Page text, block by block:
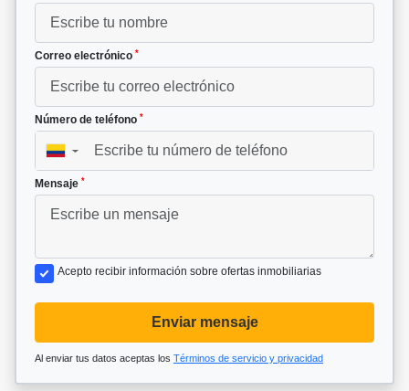
Correo electrónico *
Número de teléfono *
▼
Mensaje *
Acepto recibir información sobre ofertas inmobiliarias
Enviar mensaje
Al enviar tus datos aceptas los Términos de servicio y privacidad